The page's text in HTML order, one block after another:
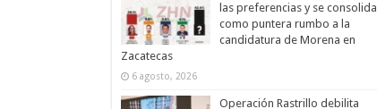
las preferencias y se consolida
como puntera rumbo a la
candidatura de Morena en
Zacatecas
6 agosto, 2026
Operación Rastrillo debilita